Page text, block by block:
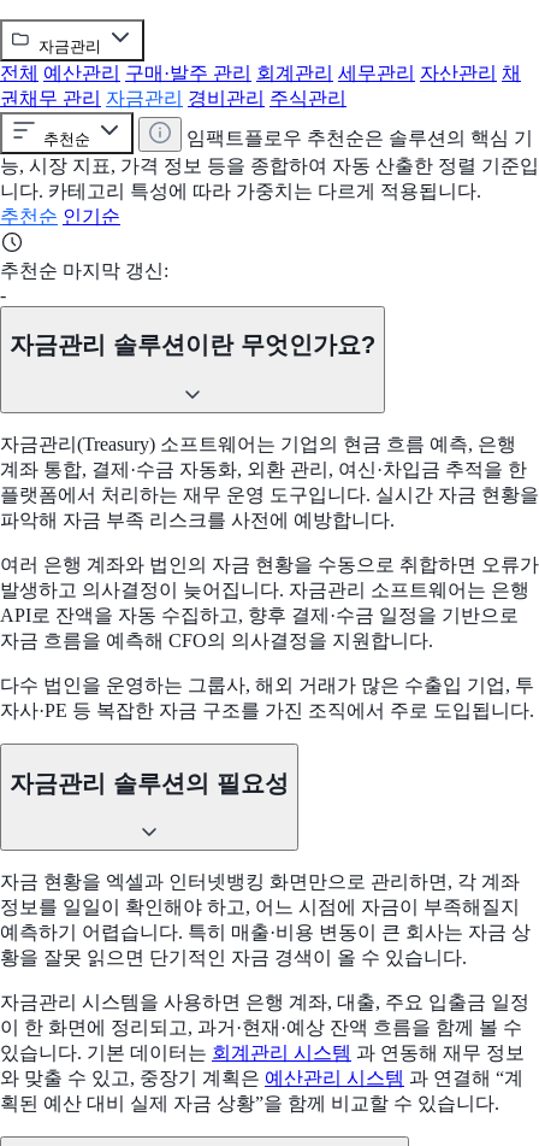
자금관리
전체 예산관리 구매·발주 관리 회계관리 세무관리 자산관리 채
권채무 관리 자금관리 경비관리 주식관리
추천순
임팩트플로우 추천순은 솔루션의 핵심 기
능, 시장 지표, 가격 정보 등을 종합하여 자동 산출한 정렬 기준입
니다. 카테고리 특성에 따라 가중치는 다르게 적용됩니다.
추천순 인기순
추천순 마지막 갱신:
-
자금관리 솔루션이란 무엇인가요?
자금관리(Treasury) 소프트웨어는 기업의 현금 흐름 예측, 은행
계좌 통합, 결제·수금 자동화, 외환 관리, 여신·차입금 추적을 한
플랫폼에서 처리하는 재무 운영 도구입니다. 실시간 자금 현황을
파악해 자금 부족 리스크를 사전에 예방합니다.
여러 은행 계좌와 법인의 자금 현황을 수동으로 취합하면 오류가
발생하고 의사결정이 늦어집니다. 자금관리 소프트웨어는 은행
API로 잔액을 자동 수집하고, 향후 결제·수금 일정을 기반으로
자금 흐름을 예측해 CFO의 의사결정을 지원합니다.
다수 법인을 운영하는 그룹사, 해외 거래가 많은 수출입 기업, 투
자사·PE 등 복잡한 자금 구조를 가진 조직에서 주로 도입됩니다.
자금관리 솔루션의 필요성
자금 현황을 엑셀과 인터넷뱅킹 화면만으로 관리하면, 각 계좌
정보를 일일이 확인해야 하고, 어느 시점에 자금이 부족해질지
예측하기 어렵습니다. 특히 매출·비용 변동이 큰 회사는 자금 상
황을 잘못 읽으면 단기적인 자금 경색이 올 수 있습니다.
자금관리 시스템을 사용하면 은행 계좌, 대출, 주요 입출금 일정
이 한 화면에 정리되고, 과거·현재·예상 잔액 흐름을 함께 볼 수
있습니다. 기본 데이터는 회계관리 시스템 과 연동해 재무 정보
와 맞출 수 있고, 중장기 계획은 예산관리 시스템 과 연결해 “계
획된 예산 대비 실제 자금 상황”을 함께 비교할 수 있습니다.